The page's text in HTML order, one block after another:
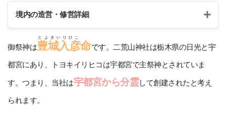
境内の造営・修営詳細
大正12年/1923年
社号標建立
幟立建立
御祭神は豊城入彦
とよきいりひこ
命です。二荒山神社は栃木県の日光と宇
都宮にあり、トヨキイリヒコは宇都宮で主祭神とされていま
す。つまり、当社は宇都宮から分霊して創建されたと考え
られます。